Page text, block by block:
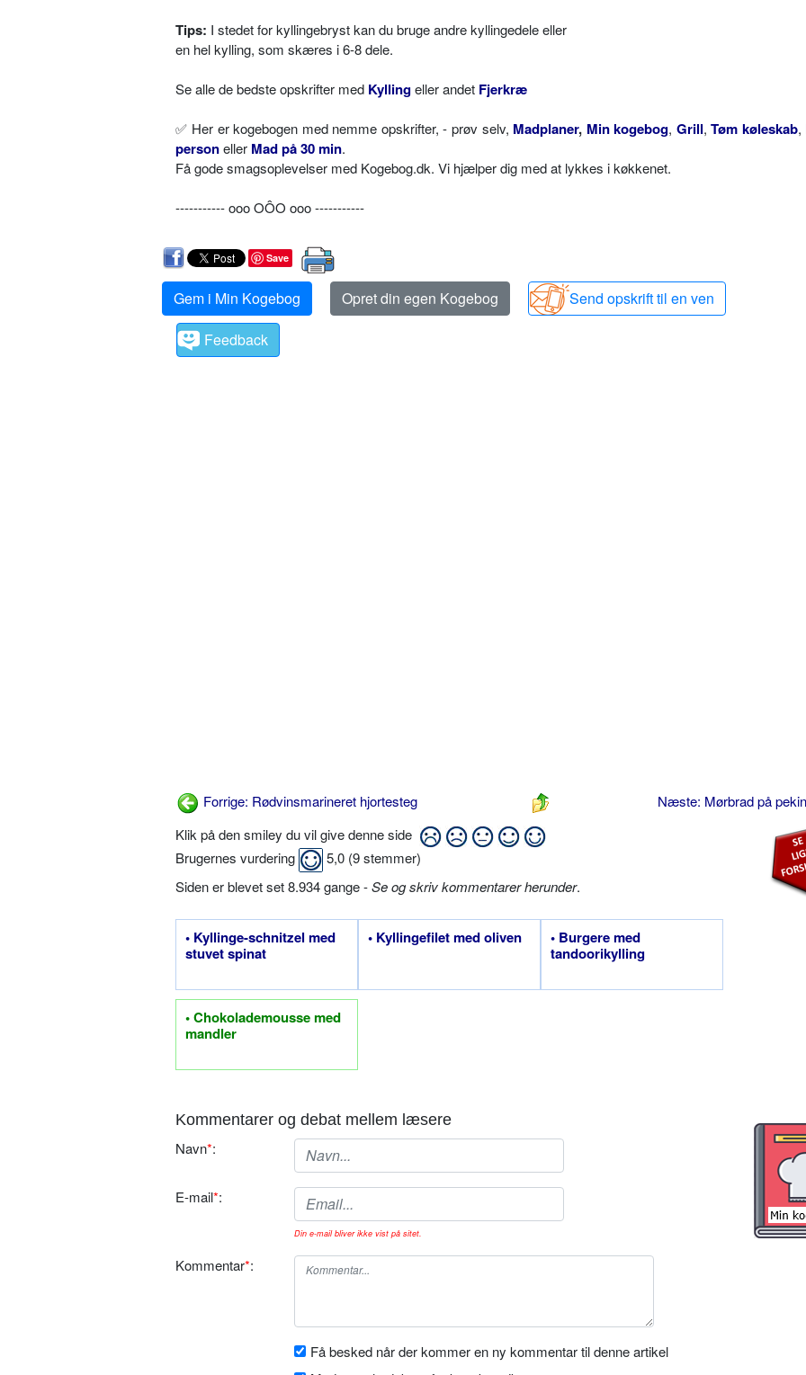
Tips: I stedet for kyllingebryst kan du bruge andre kyllingedele eller
en hel kylling, som skæres i 6-8 dele.
Se alle de bedste opskrifter med Kyllingeller andet Fjerkræ
✅ Her er kogebogen med nemme opskrifter, - prøv selv, Madplaner, Min kogebog, Grill,Tøm køleskab,
personeller Mad på 30 min.
Få gode smagsoplevelser med Kogebog.dk. Vi hjælper dig med at lykkes i køkkenet.
----------- ooo OÔO ooo -----------
Save
Gem i Min Kogebog Opret din egen Kogebog
Send opskrift til en ven
Feedback
Forrige: Rødvinsmarineret hjortesteg
Næste: Mørbrad på
Klik på den smiley du vil give denne side
Brugernes vurdering
5,0 (9stemmer)
Siden er blevet set 8.934 gange -Se og skriv kommentarer herunder.
• Kyllinge-schnitzel med
stuvet spinat
• Kyllingefilet med oliven
• Burgere med
tandoorikylling
• Chokolademousse med
mandler
Kommentarer og debat mellem læsere
Navn*:
E-mail*:
Din e-mail bliver ikke vist på sitet.
Kommentar*:
Få besked når der kommer en ny kommentar til denne artikel